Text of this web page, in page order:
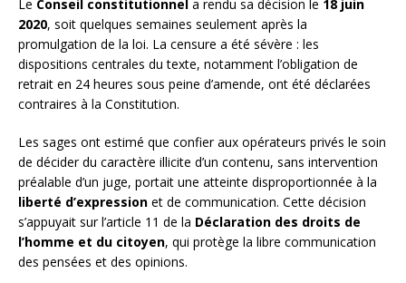
Le Conseil constitutionnel a rendu sa décision le 18 juin
2020, soit quelques semaines seulement après la
promulgation de la loi. La censure a été sévère : les
dispositions centrales du texte, notamment l’obligation de
retrait en 24 heures sous peine d’amende, ont été déclarées
contraires à la Constitution.
Les sages ont estimé que confier aux opérateurs privés le soin
de décider du caractère illicite d’un contenu, sans intervention
préalable d’un juge, portait une atteinte disproportionnée à la
liberté d’expression et de communication. Cette décision
s’appuyait sur l’article 11 de la Déclaration des droits de
l’homme et du citoyen, qui protège la libre communication
des pensées et des opinions.